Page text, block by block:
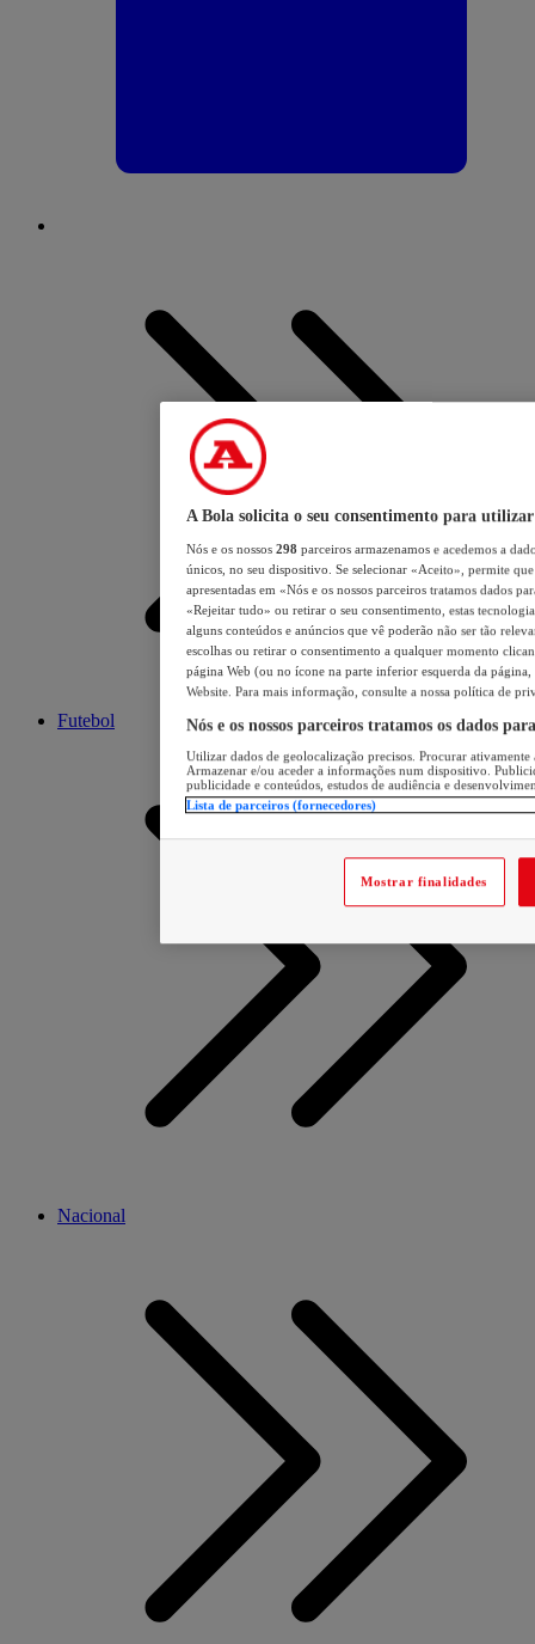
Futebol
Nacional
A Bola solicita o seu consentimento para utilizar
Nós e os nossos 298 parceiros armazenamos e acedemos a
únicos, no seu dispositivo. Se selecionar «Aceito», permite
apresentadas em «Nós e os nossos parceiros tratamos dados
«Rejeitar tudo» ou retirar o seu consentimento, estas
alguns conteúdos e anúncios que vê poderão não ser tão
escolhas ou retirar o consentimento a qualquer momento
página Web (ou no ícone na parte inferior esquerda da página,
Website. Para mais informação, consulte a nossa política de
Nós e os nossos parceiros tratamos os dados
Utilizar dados de geolocalização precisos. Procurar
Armazenar e/ou aceder a informações num dispositivo.
publicidade e conteúdos, estudos de audiência e
Lista de parceiros (fornecedores)
Mostrar finalidades